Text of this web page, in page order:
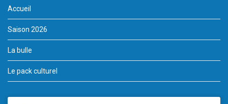
Accueil
Saison 2026
La bulle
Le pack culturel